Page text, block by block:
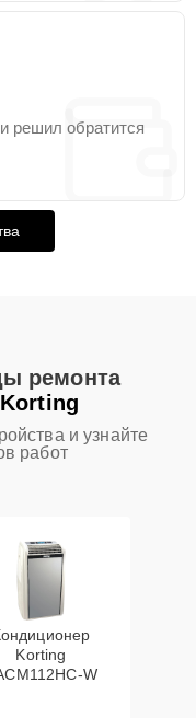
решил обратится
ремонта
и узнайте
работ
Korting
W